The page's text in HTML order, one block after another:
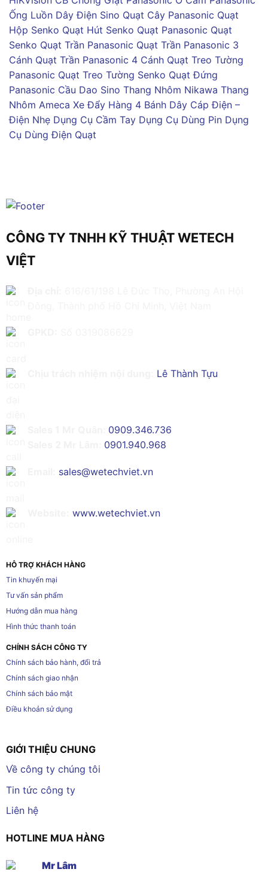
Ống Luồn Dây Điện Sino Quạt Cây Panasonic Quạt
Hộp Senko Quạt Hút Senko Quạt Panasonic Quạt
Senko Quạt Trần Panasonic Quạt Trần Panasonic 3
Cánh Quạt Trần Panasonic 4 Cánh Quạt Treo Tường
Panasonic Quạt Treo Tường Senko Quạt Đứng
Panasonic Cầu Dao Sino Thang Nhôm Nikawa Thang
Nhôm Ameca Xe Đẩy Hàng 4 Bánh Dây Cáp Điện –
Điện Nhẹ Dụng Cụ Cầm Tay Dụng Cụ Dùng Pin Dụng
Cụ Dùng Điện Quạt
CÔNG TY TNHH KỸ THUẬT WETECH
VIỆT
Lê Thành Tựu
0909.346.736
0901.940.968
sales@wetechviet.vn
www.wetechviet.vn
HỖ TRỢ KHÁCH HÀNG
Tin khuyến mại
Tư vấn sản phẩm
Hướng dẫn mua hàng
Hình thức thanh toán
CHÍNH SÁCH CÔNG TY
Chính sách bảo hành, đổi trả
Chính sách giao nhận
Chính sách bảo mật
Điều khoản sử dụng
GIỚI THIỆU CHUNG
Về công ty chúng tôi
Tin tức công ty
Liên hệ
HOTLINE MUA HÀNG
Mr Lâm